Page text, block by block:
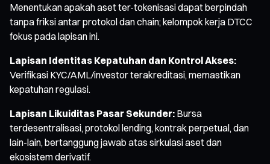
Menentukan apakah aset ter-tokenisasi dapat berpindah
tanpa friksi antar protokol dan chain; kelompok kerja DTCC
fokus pada lapisan ini.
Lapisan Identitas Kepatuhan dan Kontrol Akses:
Verifikasi KYC/AML/investor terakreditasi, memastikan
kepatuhan regulasi.
Lapisan Likuiditas Pasar Sekunder: Bursa
terdesentralisasi, protokol lending, kontrak perpetual, dan
lain-lain, bertanggung jawab atas sirkulasi aset dan
ekosistem derivatif.